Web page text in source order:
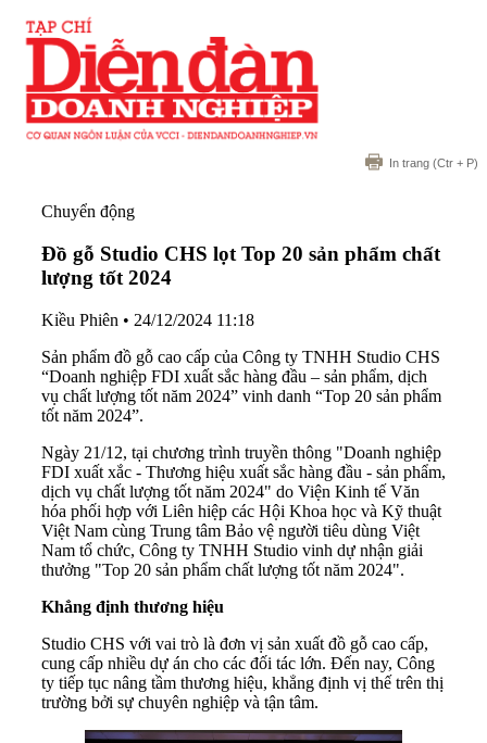
In trang (Ctr + P)
Chuyển động
Đồ gỗ Studio CHS lọt Top 20 sản phẩm chất
lượng tốt 2024
Kiều Phiên • 24/12/2024 11:18
Sản phẩm đồ gỗ cao cấp của Công ty TNHH Studio CHS
“Doanh nghiệp FDI xuất sắc hàng đầu – sản phẩm, dịch
vụ chất lượng tốt năm 2024” vinh danh “Top 20 sản phẩm
tốt năm 2024”.
Ngày 21/12, tại chương trình truyền thông "Doanh nghiệp
FDI xuất xắc - Thương hiệu xuất sắc hàng đầu - sản phẩm,
dịch vụ chất lượng tốt năm 2024" do Viện Kinh tế Văn
hóa phối hợp với Liên hiệp các Hội Khoa học và Kỹ thuật
Việt Nam cùng Trung tâm Bảo vệ người tiêu dùng Việt
Nam tổ chức, Công ty TNHH Studio vinh dự nhận giải
thưởng "Top 20 sản phẩm chất lượng tốt năm 2024".
Khẳng định thương hiệu
Studio CHS với vai trò là đơn vị sản xuất đồ gỗ cao cấp,
cung cấp nhiều dự án cho các đối tác lớn. Đến nay, Công
ty tiếp tục nâng tầm thương hiệu, khẳng định vị thế trên thị
trường bởi sự chuyên nghiệp và tận tâm.